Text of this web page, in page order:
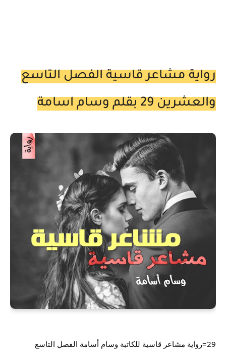
رواية مشاعر قاسية الفصل التاسع
والعشرين 29 بقلم وسام اسامة
29=رواية مشاعر قاسية للكاتبة وسام أسامة الفصل التاسع